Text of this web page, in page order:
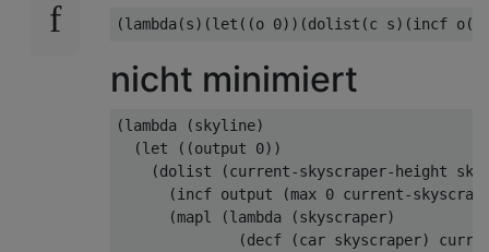
nicht minimiert
(lambda (skyline)
  (let ((output 0))
(dolist (current-skyscraper-height
(incf output (max 0 current-
      (mapl (lambda (skyscraper)
(decf (car skyscraper)